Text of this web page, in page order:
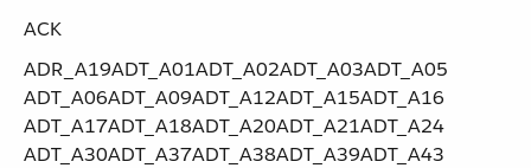
ACK
ADR_A19​ ​ADT_A01​ ​ADT_A02​ ​ADT_A03​ ​ADT_A05​ ​
ADT_A06​ ​ADT_A09​ ​ADT_A12​ ​ADT_A15​ ​ADT_A16​ ​
ADT_A17​ ​ADT_A18​ ​ADT_A20​ ​ADT_A21​ ​ADT_A24​ ​
ADT_A30​ ​ADT_A37​ ​ADT_A38​ ​ADT_A39​ ​ADT_A43​ ​